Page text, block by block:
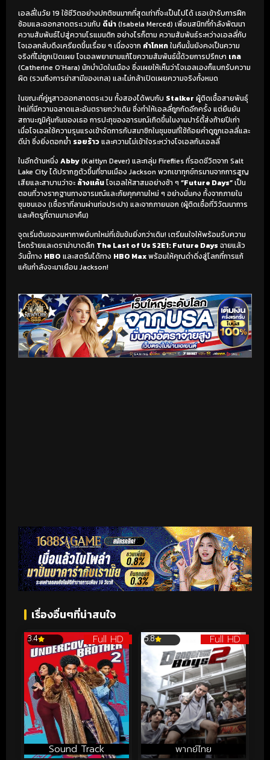
เอลลี่ในวัย 19 ใช้ชีวิตอย่างปกติชนมากที่สุดเท่าที่จะเป็นไปได้ เธอเข้ารับการฝึก
ซ้อมและออกลาดตระเวนกับ ดีน่า(Isabela Merced) เพื่อนสนิทที่กำลังพัฒนา
ความสัมพันธ์ไปสู่ความโรแมนติก อย่างไรก็ตาม ความสัมพันธ์ระหว่างเอลลี่กับ
โจเอลกลับตึงเครียดขึ้นเรื่อย ๆ เนื่องจาก คำโกหกในคืนนั้นยังคงเป็นความ
จริงที่ไม่ถูกเปิดเผย โจเอลพยายามแก้ไขความสัมพันธ์นี้ด้วยการปรึกษา เกล
(Catherine O’Hara) นักบำบัดในเมือง ซึ่งเผยให้เห็นว่าโจเอลเองก็แบกรับความ
ผิด (รวมถึงการฆ่าสามีของเกล) และไม่กล้าเปิดเผยความจริงทั้งหมด
ในขณะที่คู่หูสาวออกลาดตระเวน ทั้งสองได้พบกับ Stalker ผู้ติดเชื้อสายพันธุ์
ใหม่ที่มีความฉลาดและอันตรายกว่าเดิม ซึ่งทำให้เอลลี่ถูกกัดอีกครั้ง แต่ยืนยัน
สถานะภูมิคุ้มกันของเธอ การปะทุของอารมณ์เกิดขึ้นในงานปาร์ตี้ส่งท้ายปีเก่า
เมื่อโจเอลใช้ความรุนแรงเข้าจัดการกับสมาชิกในชุมชนที่ใช้ถ้อยคำดูถูกเอลลี่และ
ดีน่า ซึ่งยิ่งตอกย้ำ รอยร้าวและความไม่เข้าใจระหว่างโจเอลกับเอลลี่
ในอีกด้านหนึ่ง Abby(Kaitlyn Dever) และกลุ่ม Fireflies ที่รอดชีวิตจาก Salt
Lake City ได้ปรากฏตัวขึ้นที่ชานเมือง Jackson พวกเขาทุกข์ทรมานจากการสูญ
เสียและสาบานว่าจะ ล้างแค้นโจเอลให้สาสมอย่างช้า ๆ “Future Days”เป็น
ตอนที่วางรากฐานทางอารมณ์และภัยคุกคามใหม่ ๆ อย่างมั่นคง ทั้งจากภายใน
ชุมชนเอง (เชื้อราที่ลามผ่านท่อประปา) และจากภายนอก (ผู้ติดเชื้อที่วิวัฒนาการ
และศัตรูที่ตามมาเอาคืน)
จุดเริ่มต้นของมหากาพย์บทใหม่ที่เข้มข้นยิ่งกว่าเดิม! เตรียมใจให้พร้อมรับความ
โหดร้ายและดราม่าบาดลึก The Last of Us S2E1: Future Days ฉายแล้ว
วันนี้ทาง HBO และสตรีมได้ทาง HBO Maxพร้อมให้คุณดำดิ่งสู่โลกที่การแก้
แค้นกำลังจะมาเยือน Jackson!
เรื่องอื่นๆที่น่าสนใจ
Full HD
Sound Track
3.4 Full HD
พากย์ไทย
5.8